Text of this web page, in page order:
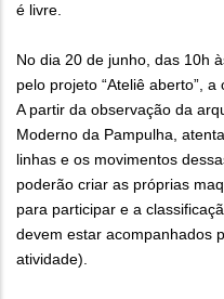
é livre.
No dia 20 de junho, das 10h
pelo projeto “Ateliê aberto”, a
A partir da observação da
Moderno da Pampulha,
linhas e os movimentos
poderão criar as próprias
para participar e a
devem estar acompanhados
atividade).